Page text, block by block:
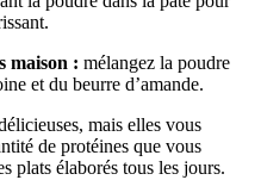
maison : mélangez la poudre
et du beurre d’amande.
mais elles vous
de protéines que vous
plats élaborés tous les jours.